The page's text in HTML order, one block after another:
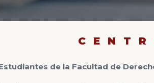
de la Facultad de